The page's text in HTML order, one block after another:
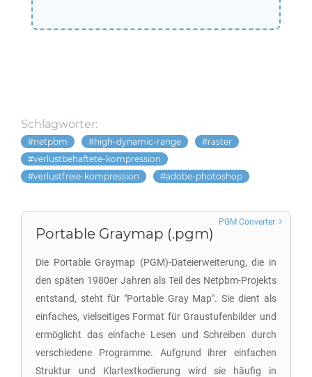
Schlagwörter:
netpbm high-dynamic-range
raster
verlustbehaftete-kompression
verlustfreie-kompression
adobe-photoshop
Portable Graymap (.pgm)
Die Portable Graymap (PGM)-Dateierweiterung, die in
den späten 1980er Jahren als Teil des Netpbm-Projekts
entstand, steht für "Portable Gray Map". Sie dient als
einfaches, vielseitiges Format für Graustufenbilder und
ermöglicht das einfache Lesen und Schreiben durch
verschiedene Programme. Aufgrund ihrer einfachen
Struktur und Klartextkodierung wird sie häufig in
PGM Converter